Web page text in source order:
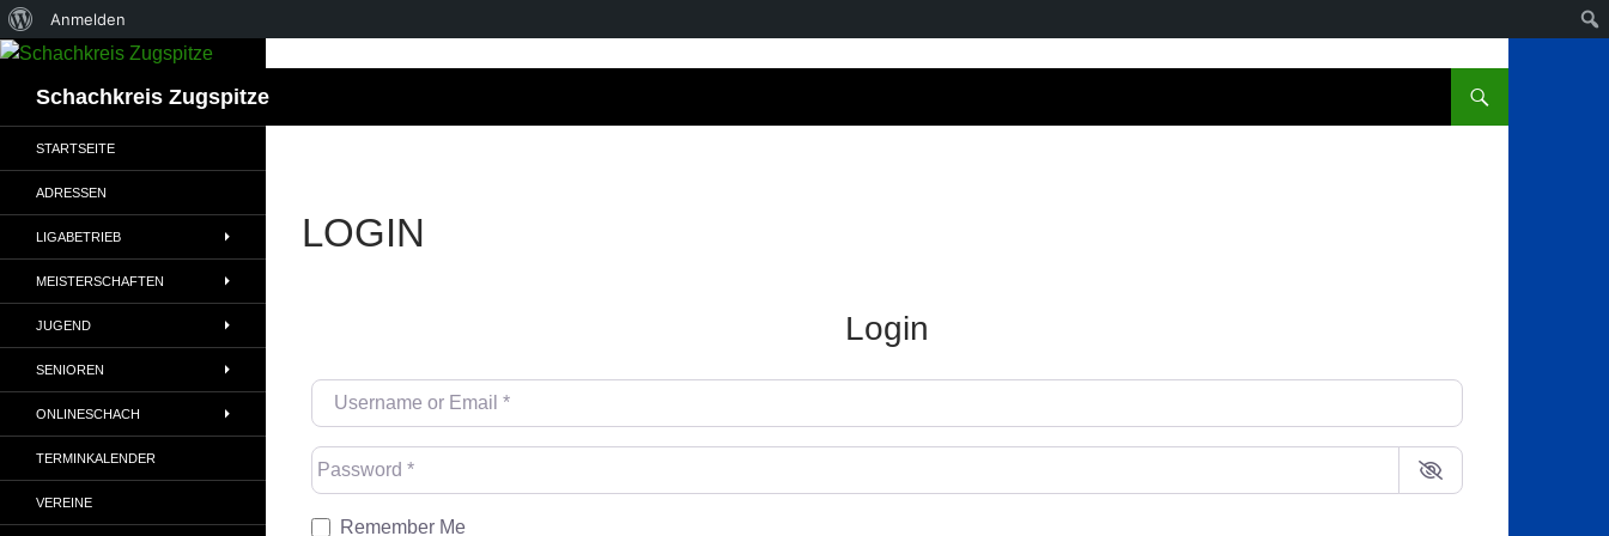
Über
WordPress
Anmelden
Schachkreis Zugspitze
LOGIN
Login
Username or Email
Password*
Remember Me
STARTSEITE
ADRESSEN
LIGABETRIEB
MEISTERSCHAFTEN
JUGEND
SENIOREN
ONLINESCHACH
TERMINKALENDER
VEREINE